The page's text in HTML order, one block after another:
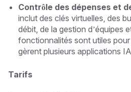
Contrôle des dépenses et
inclut des clés virtuelles, des
débit, de la gestion d’équipes
fonctionnalités sont utiles
gèrent plusieurs applications
Tarifs